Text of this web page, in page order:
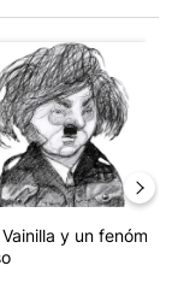
desembarcó en
de tendencia
y un fenómeno